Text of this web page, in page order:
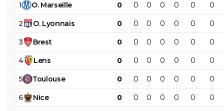
1 O. Marseille 0 0 0 0 0 0 0
2 O. Lyonnais 0 0 0 0 0 0 0
3 Brest 0 0 0 0 0 0 0
4 Lens 0 0 0 0 0 0 0
5 Toulouse 0 0 0 0 0 0 0
6 Nice 0 0 0 0 0 0 0